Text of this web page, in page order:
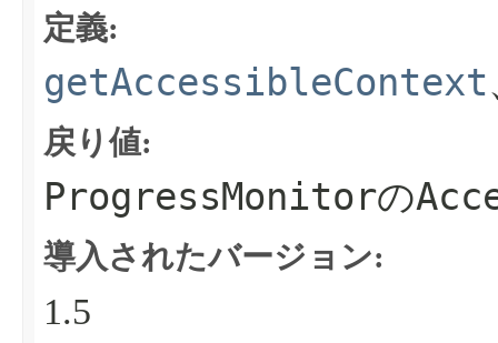
定義:
getAccessibleContext
戻り値:
ProgressMonitorの
導入されたバージョン:
1.5